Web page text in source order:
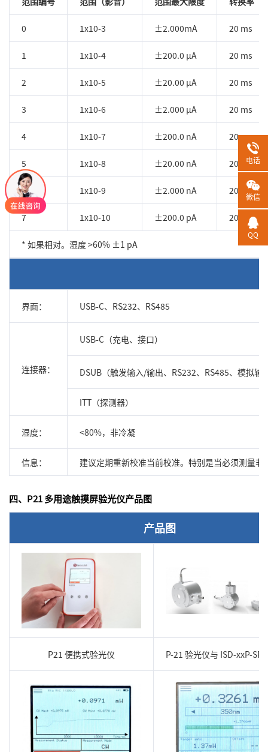
0 1x10-3 ±2.000mA 20 ms
1 1x10-4 ±200.0 µA 20 ms
2 1x10-5 ±20.00 µA 20 ms
3 1x10-6 ±2.000 µA 20 ms
4 1x10-7 ±200.0 nA 20 ms
5 1x10-8 ±20.00 nA 20 ms
6 1x10-9 ±2.000 nA 20 ms
7 1x10-10 ±200.0 pA 20 ms
* 如果相对。湿度 >60% ±1 pA
界面： USB-C、RS232、RS485
连接器：
USB-C（充电、接口）
DSUB（触发输入/输出、RS232、RS485、模拟输
ITT（探测器）
湿度： <80%，非冷凝
信息： 建议定期重新校准当前校准。特别是当必须测量
四、P21 多用途触摸屏验光仪产品图
产品图
P21 便携式验光仪 P-21 验光仪与 ISD-xxP-SP
电话
微信
QQ